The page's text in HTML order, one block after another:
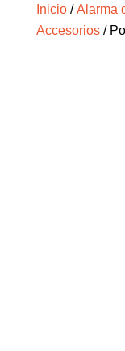
Inicio /Alarma
Accesorios /